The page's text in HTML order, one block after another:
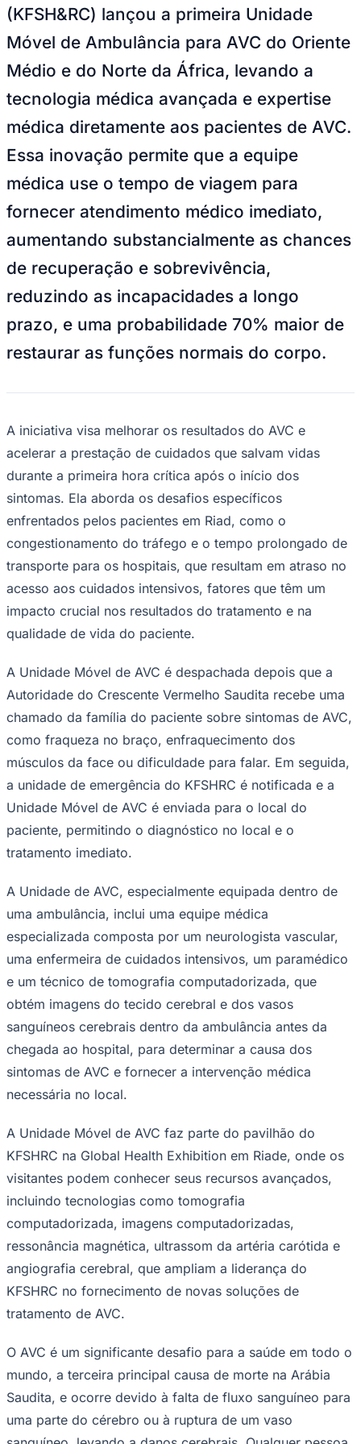
Publicidade Legal
NBA
Fórmula 1
Tênis (ATP)
NHL
Vôlei
Brasileirão Série B
Copa do Brasil
Sul-Americana
Champions League
La Liga
Corinthians
Palmeiras
(KFSH&RC) lançou a primeira Unidade
Móvel de Ambulância para AVC do Oriente
Médio e do Norte da África, levando a
tecnologia médica avançada e expertise
médica diretamente aos pacientes de AVC.
Essa inovação permite que a equipe
médica use o tempo de viagem para
fornecer atendimento médico imediato,
aumentando substancialmente as chances
de recuperação e sobrevivência,
reduzindo as incapacidades a longo
prazo, e uma probabilidade 70% maior de
restaurar as funções normais do corpo.
A iniciativa visa melhorar os resultados do AVC e
acelerar a prestação de cuidados que salvam vidas
durante a primeira hora crítica após o início dos
sintomas. Ela aborda os desafios específicos
enfrentados pelos pacientes em Riad, como o
congestionamento do tráfego e o tempo prolongado de
transporte para os hospitais, que resultam em atraso no
acesso aos cuidados intensivos, fatores que têm um
impacto crucial nos resultados do tratamento e na
qualidade de vida do paciente.
A Unidade Móvel de AVC é despachada depois que a
Autoridade do Crescente Vermelho Saudita recebe uma
chamado da família do paciente sobre sintomas de AVC,
como fraqueza no braço, enfraquecimento dos
músculos da face ou dificuldade para falar. Em seguida,
a unidade de emergência do KFSHRC é notificada e a
Unidade Móvel de AVC é enviada para o local do
paciente, permitindo o diagnóstico no local e o
tratamento imediato.
A Unidade de AVC, especialmente equipada dentro de
uma ambulância, inclui uma equipe médica
especializada composta por um neurologista vascular,
uma enfermeira de cuidados intensivos, um paramédico
e um técnico de tomografia computadorizada, que
obtém imagens do tecido cerebral e dos vasos
sanguíneos cerebrais dentro da ambulância antes da
chegada ao hospital, para determinar a causa dos
sintomas de AVC e fornecer a intervenção médica
necessária no local.
A Unidade Móvel de AVC faz parte do pavilhão do
KFSHRC na Global Health Exhibition em Riade, onde os
visitantes podem conhecer seus recursos avançados,
incluindo tecnologias como tomografia
computadorizada, imagens computadorizadas,
ressonância magnética, ultrassom da artéria carótida e
angiografia cerebral, que ampliam a liderança do
KFSHRC no fornecimento de novas soluções de
tratamento de AVC.
O AVC é um significante desafio para a saúde em todo o
mundo, a terceira principal causa de morte na Arábia
Saudita, e ocorre devido à falta de fluxo sanguíneo para
uma parte do cérebro ou à ruptura de um vaso